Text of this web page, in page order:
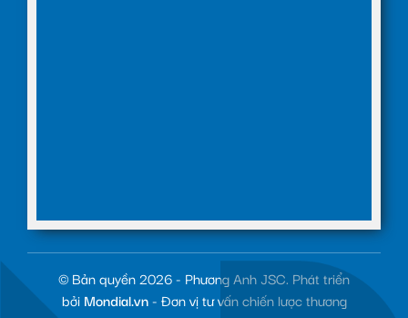
© Bản quyền 2026 - Phương Anh JSC. Phát triển
bởi Mondial.vn- Đơn vị tư vấn chiến lược thương